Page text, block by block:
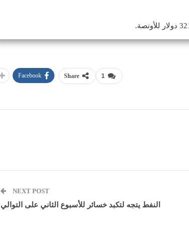
1
Share
Facebook
NEXT POST
النفط يتجه لتكبد خسائر للأسبوع الثاني على التوالي